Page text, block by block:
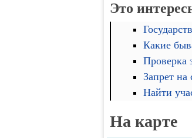
Это
Какие
Проверка
Запрет на
Найти
На карте